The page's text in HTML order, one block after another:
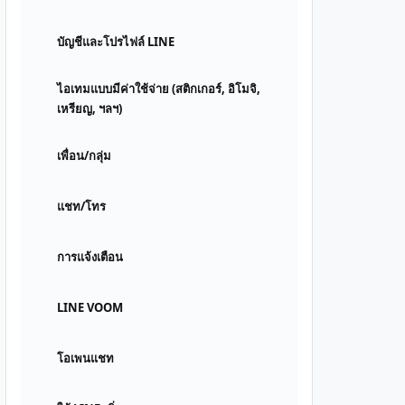
บัญชีและโปรไฟล์ LINE
ไอเทมแบบมีค่าใช้จ่าย (สติกเกอร์, อิโมจิ,
เหรียญ, ฯลฯ)
เพื่อน/กลุ่ม
แชท/โทร
การแจ้งเตือน
LINE VOOM
โอเพนแชท